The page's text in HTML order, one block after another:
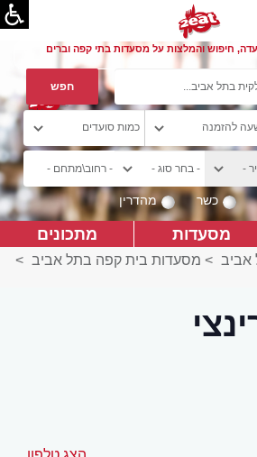
חיפוש והמלצות על מסעדות בתי קפה וברים
כשר מהדרין
מסעדות מתכונים
אביב > מסעדות בית קפה בתל אביב >